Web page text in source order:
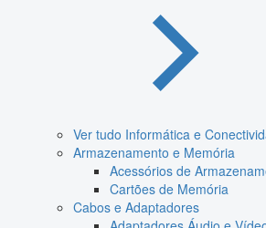
Ver tudo Informática e
Armazenamento e Memória
Acessórios de
Cartões de Memória
Cabos e Adaptadores